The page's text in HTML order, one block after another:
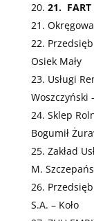
21.
Osiek Mały
Usługi
Woszczyński
Sklep
Bogumił
Zakład
M.
S.A. – Koło